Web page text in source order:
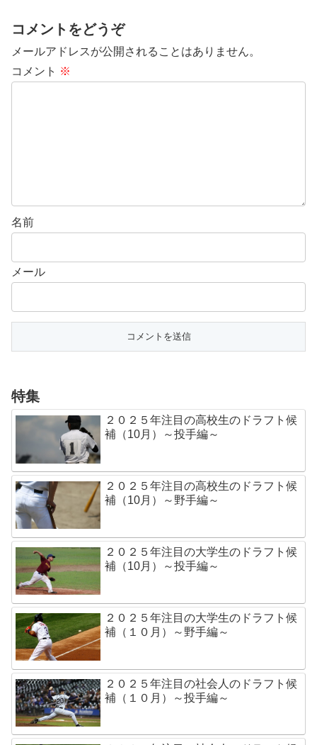
コメントをどうぞ
メールアドレスが公開されることはありません。
コメント ※
名前
メール
特集
２０２５年注目の高校生のドラフト候
補（10月）～投手編～
２０２５年注目の高校生のドラフト候
補（10月）～野手編～
２０２５年注目の大学生のドラフト候
補（10月）～投手編～
２０２５年注目の大学生のドラフト候
補（１０月）～野手編～
２０２５年注目の社会人のドラフト候
補（１０月）～投手編～